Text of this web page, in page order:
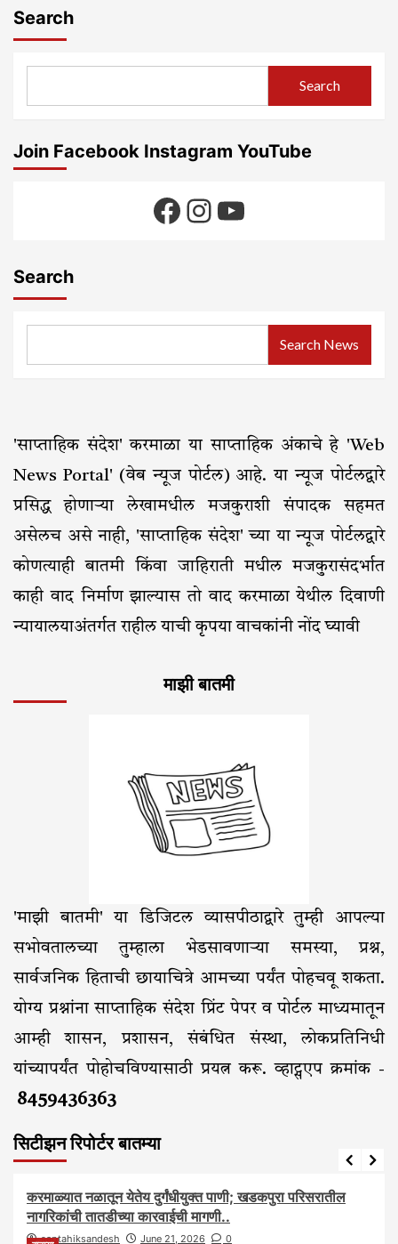
Search
Search
Join Facebook Instagram YouTube
Facebook
Instagram
YouTube
Search
Search News
'साप्ताहिक संदेश' करमाळा या साप्ताहिक अंकाचे हे 'Web
News Portal' (वेब न्यूज पोर्टल) आहे. या न्यूज पोर्टलद्वारे
प्रसिद्ध होणाऱ्या लेखामधील मजकुराशी संपादक सहमत
असेलच असे नाही, 'साप्ताहिक संदेश' च्या या न्यूज पोर्टलद्वारे
कोणत्याही बातमी किंवा जाहिराती मधील मजकुरासंदर्भात
काही वाद निर्माण झाल्यास तो वाद करमाळा येथील दिवाणी
न्यायालयाअंतर्गत राहील याची कृपया वाचकांनी नोंद घ्यावी
माझी बातमी
'माझी बातमी' या डिजिटल व्यासपीठाद्वारे तुम्ही आपल्या
सभोवतालच्या तुम्हाला भेडसावणाऱ्या समस्या, प्रश्न,
सार्वजनिक हिताची छायाचित्रे आमच्या पर्यंत पोहचवू शकता.
योग्य प्रश्नांना साप्ताहिक संदेश प्रिंट पेपर व पोर्टल माध्यमातून
आम्ही शासन, प्रशासन, संबंधित संस्था, लोकप्रतिनिधी
यांच्यापर्यंत पोहोचविण्यासाठी प्रयत्न करू. व्हाट्सएप क्रमांक -
8459436363
सिटीझन रिपोर्टर बातम्या
आरोग्य आवाज जनतेचा बातम्या
करमाळ्यात नळातून येतेय दुर्गंधीयुक्त पाणी; खडकपुरा परिसरातील
नागरिकांची तातडीच्या कारवाईची मागणी..
saptahiksandesh June 21, 2026 0